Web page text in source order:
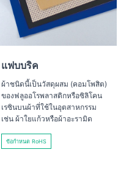
แฟบบริค
ผ้าชนิดนี้เป็นวัสดุผสม (คอมโพสิต)
ของฟลูออโรพลาสติกหรือซิลิโคน
เรซินบนผ้าที่ใช้ในอุตสาหกรรม
เช่น ผ้าใยแก้วหรือผ้าอะรามิด
ข้อกำหนด RoHS